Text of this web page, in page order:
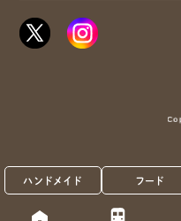
ハンドメイド フード